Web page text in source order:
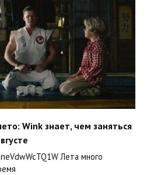
Wink знает, чем заняться
Лета много